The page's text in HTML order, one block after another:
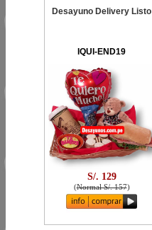
Desayuno Delivery Listo
IQUI-END19
S/. 129
(Normal S/. 157)